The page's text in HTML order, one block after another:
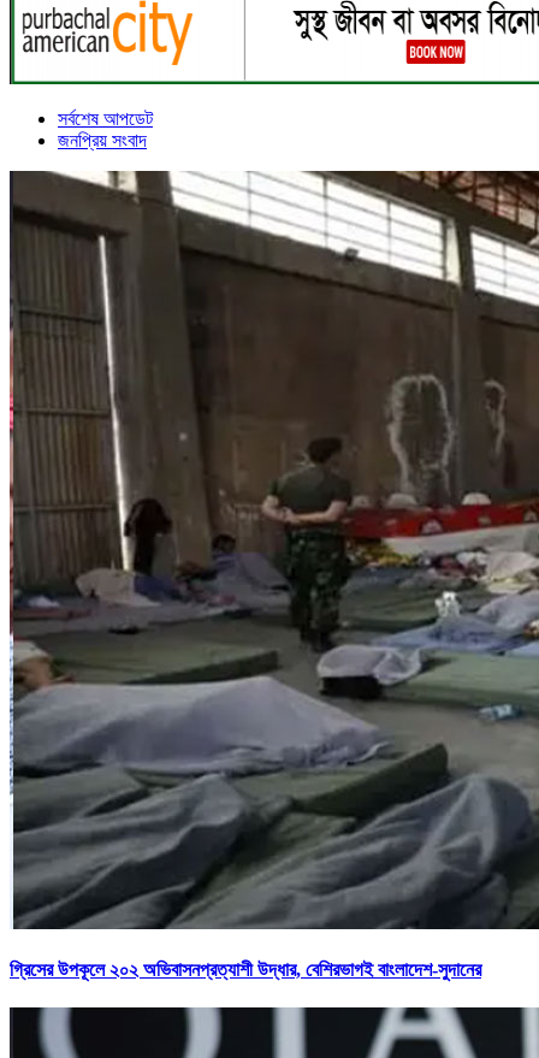
সর্বশেষ আপডেট
জনপ্রিয় সংবাদ
গ্রিসের উপকূলে ২০২ অভিবাসনপ্রত্যাশী উদ্ধার, বেশিরভাগই বাংলাদেশ-সুদানের